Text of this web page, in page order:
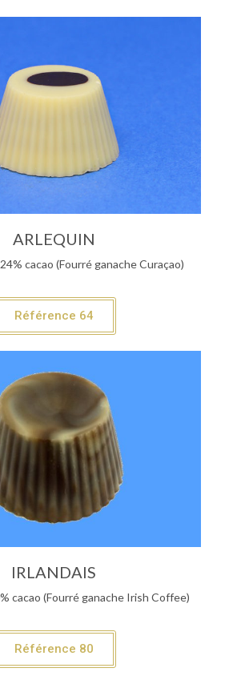
ARLEQUIN
cacao (Fourré ganache Curaçao)
Référence 64
IRLANDAIS
cacao (Fourré ganache Irish Coffee)
Référence 80